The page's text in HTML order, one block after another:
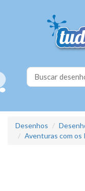
Desenhos
Aventuras com os